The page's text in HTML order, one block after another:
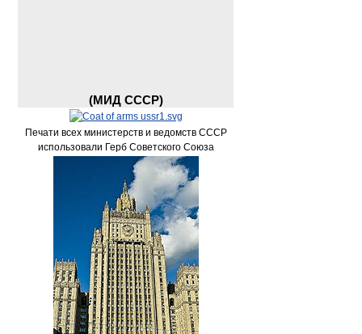
(МИД СССР)
Печати всех министерств и ведомств СССР
использовали Герб Советского Союза